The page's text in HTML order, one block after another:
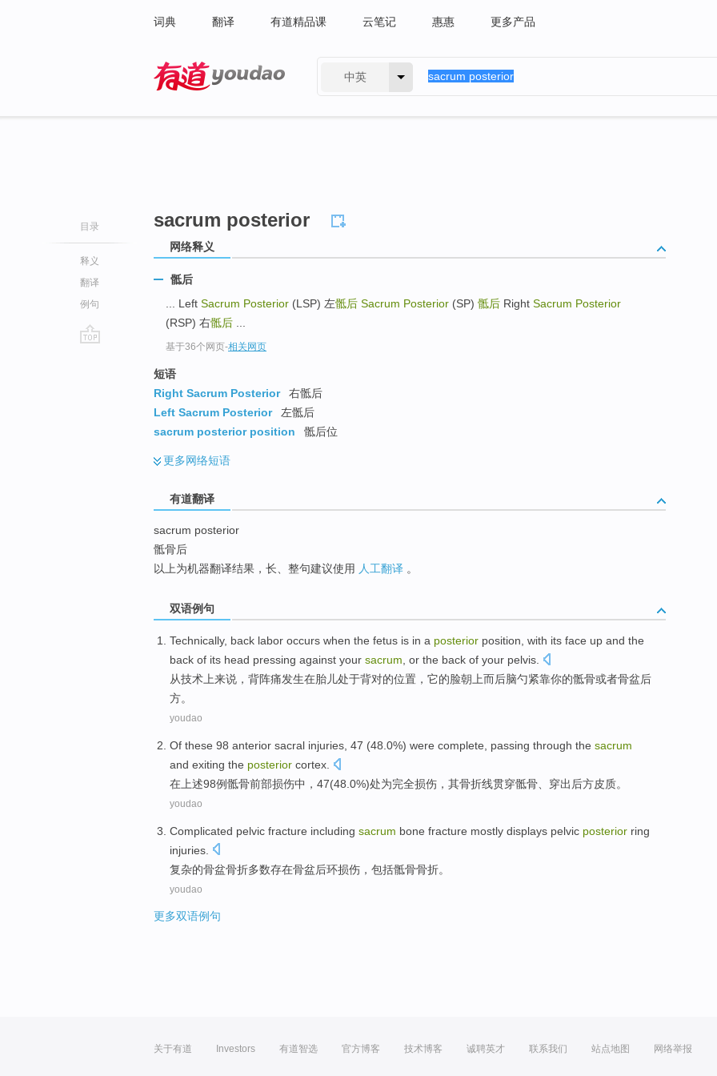
词典 翻译 有道精品课 云笔记 惠惠 更多产品
中英
目录
释义
翻译
例句
sacrum posterior
网络释义
骶后
... Left Sacrum Posterior (LSP) 左骶后 Sacrum Posterior (SP) 骶后 Right Sacrum Posterior
(RSP) 右骶后
基于36个网页-相关网页
短语
Right Sacrum Posterior
右骶后
Left Sacrum Posterior
左骶后
sacrum posterior position
骶后位
更多网络短语
有道翻译
sacrum posterior
骶骨后
以上为机器翻译结果，长、整句建议使用 人工翻译 。
双语例句
Technically, back labor occurs when the fetus is in a posterior position , with its face up and the
back of its head pressing against your sacrum or the back of your pelvis
从技术上来说 ， 背阵痛发生在胎儿处于背对的位置 ， 它的脸朝上而后脑勺紧靠你的骶骨或者骨盆后
方。
youdao
Of these 98 anterior sacral injuries 47 (48.0%) were complete , passing through the sacrum
and exiting the posterior cortex
在 上述98例骶骨前部损伤中， 47(48.0%)处为完全损伤，其骨折线贯穿骶骨 穿出 后方皮质。
youdao
Complicated pelvic fracture including sacrum bone fracture mostly displays pelvic posterior ring
injuries
复杂的骨盆骨折多数存在骨盆后环损伤 ， 包括骶骨骨折。
youdao
更多双语例句
关于有道 Investors 有道智选 官方博客 技术博客 诚聘英才 联系我们 站点地图 网络举报